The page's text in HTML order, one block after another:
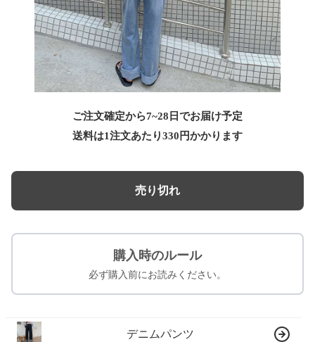
ご注文確定から7~28日でお届け予定
送料は1注文あたり330 円かかります
売り切れ
購入時のルール
必ず購入前にお読みください。
デニムパンツ